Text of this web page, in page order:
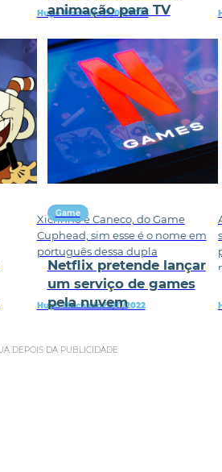
Hugo Machado19/04/2023
animação para TV
Xicrinho e Caneco, do Game
Cuphead, sim esse é o nome em
português dessa dupla
Hugo Machado28/11/2022
Game
Netflix pretende lançar
um serviço de games
pela nuvem
DEPOIS DA PUBLICIDADE